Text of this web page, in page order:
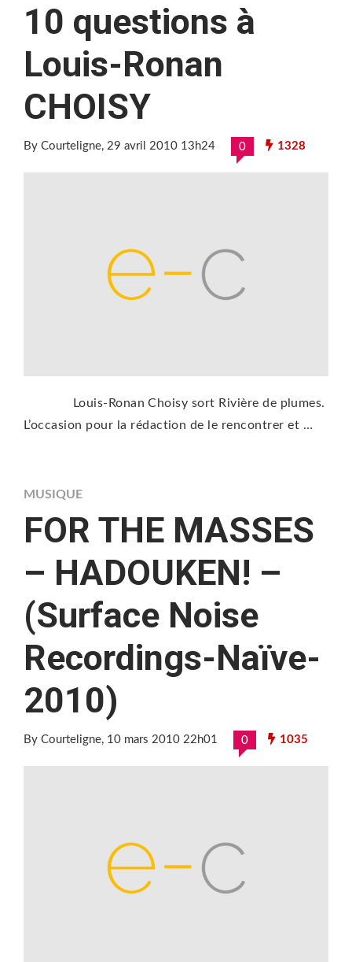
10 questions à
Louis-Ronan
CHOISY
By Courteligne, 29 avril 2010 13h24 0 1328
Louis-Ronan Choisy sort Rivière de plumes.
L’occasion pour la rédaction de le rencontrer et …
MUSIQUE
FOR THE MASSES
– HADOUKEN! –
(Surface Noise
Recordings-Naïve-
2010)
By Courteligne, 10 mars 2010 22h01 0 1035